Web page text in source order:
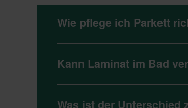
Wie pflege ich Parkett
Kann Laminat im Bad
Was ist der Unterschied